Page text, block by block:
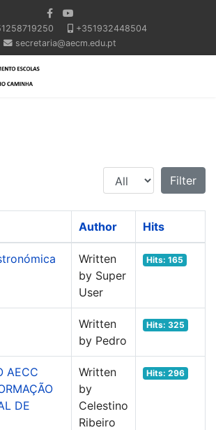
+351932448504
secretaria@aecm.edu.pt
Display # Filter
Author Hits
Written
by Super
User
Hits: 165
Written
by Pedro
Hits: 325
AECC
DE
Written
by
Celestino
Ribeiro
Hits: 296